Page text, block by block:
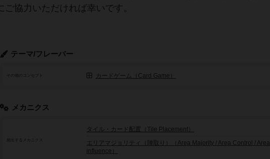
ご協力いただければ幸いです。
テーマ/フレーバー
その他のコンセプト カードゲーム（Card Game）
メカニクス
頻出するメカニクス
タイル・カード配置（Tile Placement）
エリアマジョリティ（陣取り）（Area Majority / Area Control / Area
influence）